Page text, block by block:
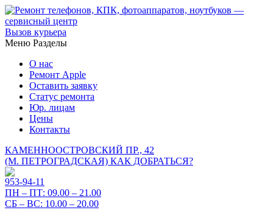
Вызов курьера
Меню Разделы
О нас
Ремонт Apple
Оставить заявку
Статус ремонта
Юр. лицам
Цены
Контакты
КАМЕННООСТРОВСКИЙ ПР., 42
(М. ПЕТРОГРАДСКАЯ) КАК ДОБРАТЬСЯ?
953-94-11
ПН – ПТ: 09.00 – 21.00
СБ – ВС: 10.00 – 20.00